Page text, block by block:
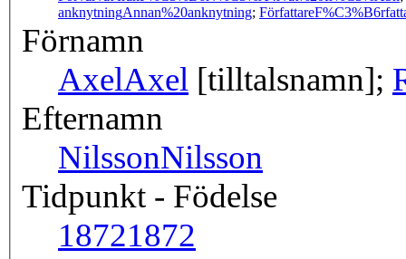
anknytningAnnan%20anknytning; Författare
Förnamn
AxelAxel [tilltalsnamn];
Efternamn
NilssonNilsson
Tidpunkt - Födelse
18721872